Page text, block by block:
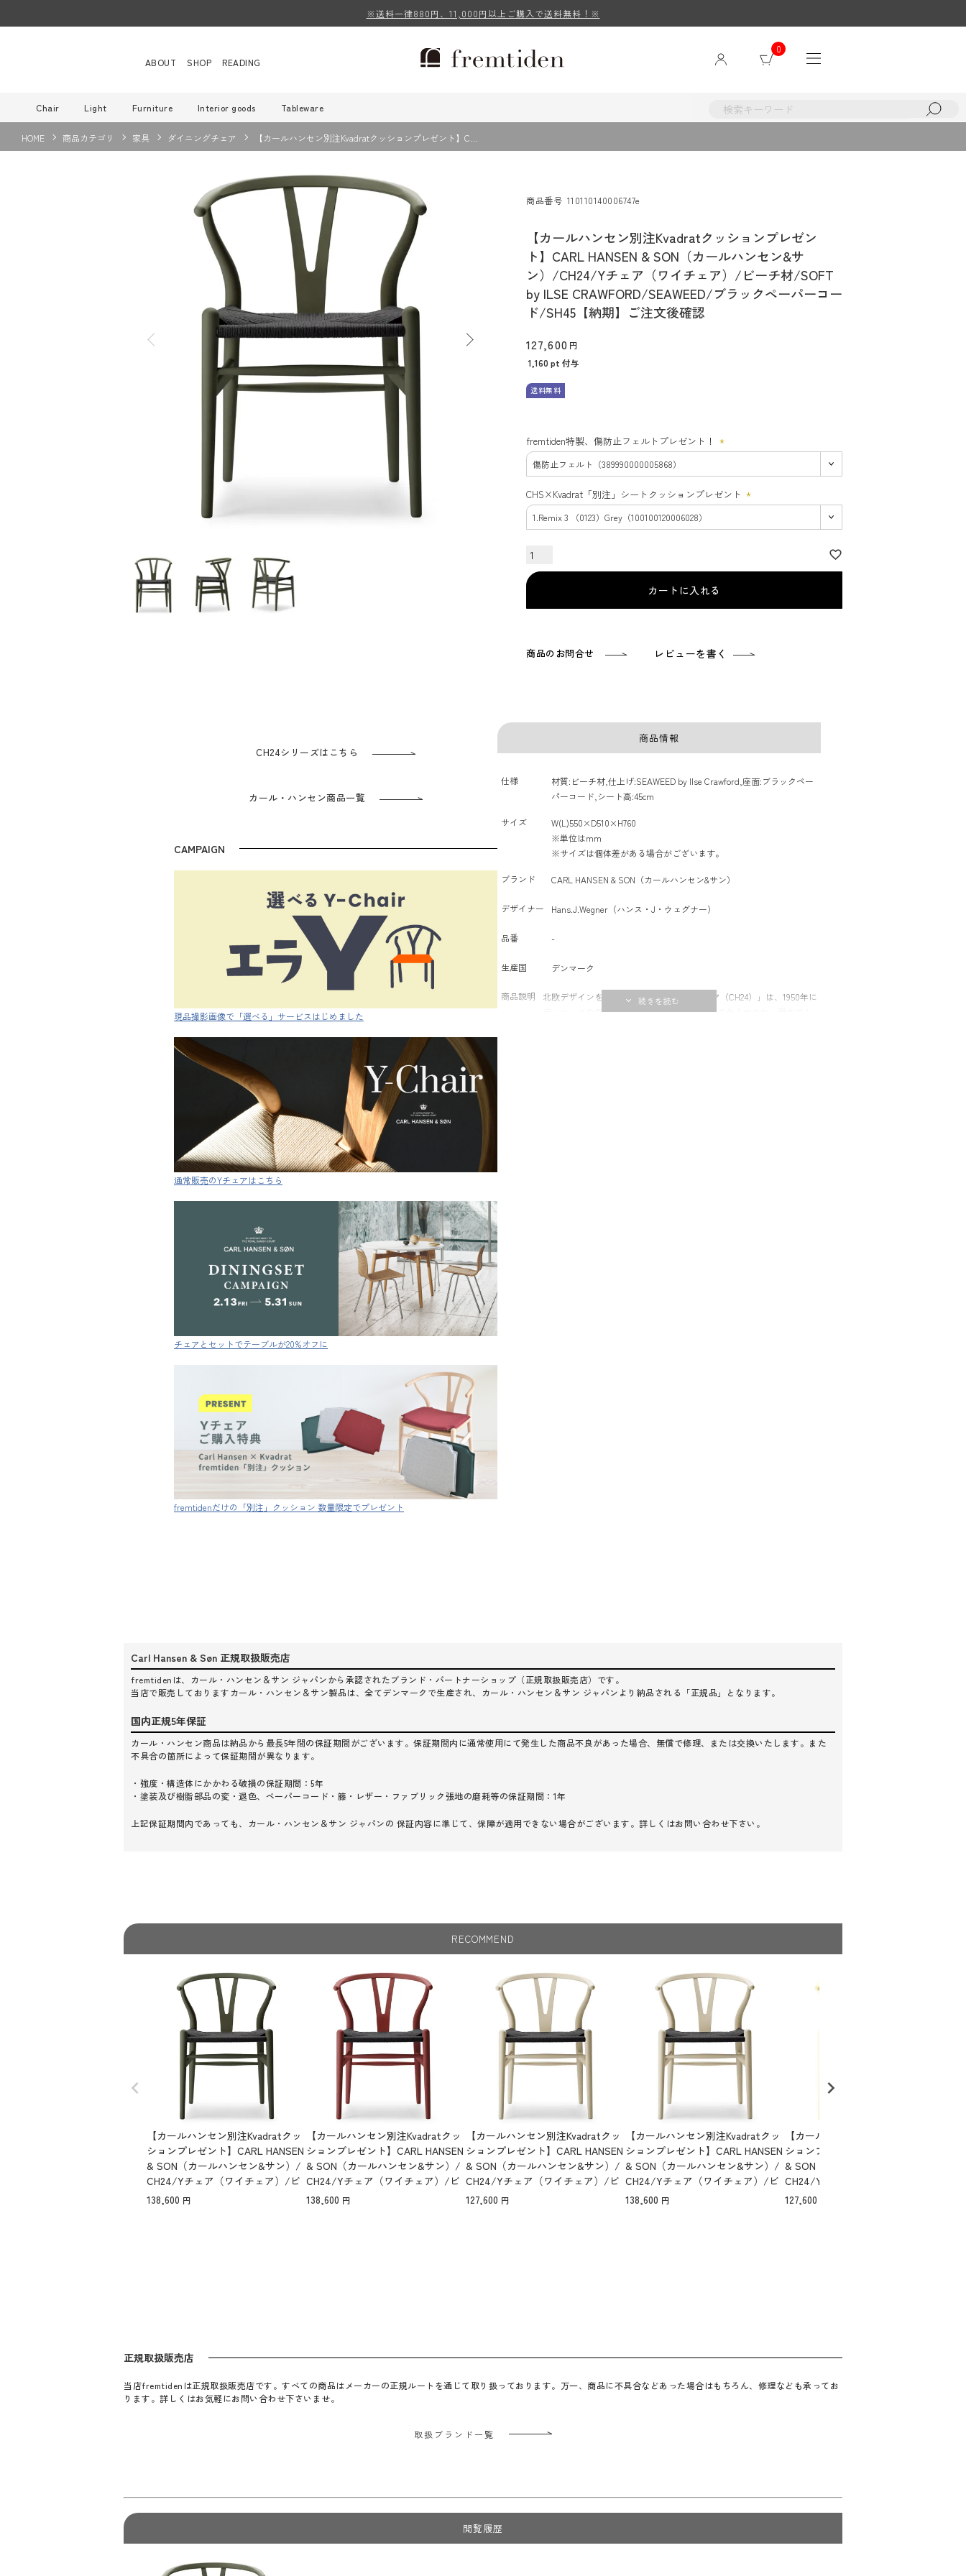
※送料一律880円、11,000円以上ご購入で送料無料！※
ABOUT SHOP READING
0
Chair Light Furniture Interior goods Tableware
HOME 商品カテゴリ 家具 ダイニングチェア 【カールハンセン別注Kvadratクッションプレゼント】C…
商品番号 110110140006747e
【カールハンセン別注Kvadratクッションプレゼン
ト】CARL HANSEN & SON（カールハンセン&サ
ン）/CH24/Yチェア（ワイチェア）/ビーチ材/SOFT
by ILSE CRAWFORD/SEAWEED/ブラックペーパーコー
ド/SH45【納期】ご注文後確認
127,600
1,160 pt 付与
送料無料
fremtiden特製、傷防止フェルトプレゼント！
(必
CHS×Kvadrat「別注」シートクッションプレゼント
(必
カートに入れる
商品のお問合せ レビューを書く
CH24シリーズはこちら
カール・ハンセン商品一覧
CAMPAIGN
現品撮影画像で「選べる」サービスはじめました
通常販売のYチェアはこちら
チェアとセットでテーブルが20%オフに
fremtidenだけの「別注」クッション 数量限定でプレゼント
商品情報
仕様
材質:ビーチ材,仕上げ:SEAWEED by Ilse Crawford,座面:ブラックペー
パーコード,シート高:45cm
サイズ
W(L)550×D510×H760
※単位はmm
※サイズは個体差がある場合がございます。
ブランド CARL HANSEN & SON（カールハンセン&サン）
デザイナー Hans.J.Wegner（ハンス・J・ウェグナー）
品番 -
生産国 デンマーク
商品説明
北欧デザインを象徴する名作チェア「Yチェア（CH24）」は、1950年に
デンマークの巨匠ハンス J. ウェグナーによって生み出され、現在でも
Carl Hansen & Søn 正規取扱販売店
fremtidenは、カール・ハンセン＆サン ジャパンから承認されたブランド・パートナーショップ（正規取扱販売店）です。
当店で販売しておりますカール・ハンセン＆サン製品は、全てデンマークで生産され、カール・ハンセン＆サン ジャパンより納品される「正規品」となります。
国内正規5年保証
カール・ハンセン商品は納品から最長5年間の保証期間がございます。保証期間内に通常使用にて発生した商品不良があった場合、無償で修理、または交換いたします。また
不具合の箇所によって保証期間が異なります。
・強度・構造体にかかわる破損の保証期間：5年
・塗装及び樹脂部品の変・退色、ペーパーコード・籐・レザー・ファブリック張地の磨耗等の保証期間：1年
上記保証期間内であっても、カール・ハンセン＆サン ジャパンの 保証内容に準じて、保障が適用できない場合がございます。詳しくはお問い合わせ下さい。
RECOMMEND
【カールハンセン別注Kvadratクッ
ションプレゼント】CARL HANSEN
& SON（カールハンセン&サン）/
CH24/Yチェア（ワイチェア）/ビ
ーチ材/SOFT by ILSE CRAWFOR
138,600
【カールハンセン別注Kvadratクッ
ションプレゼント】CARL HANSEN
& SON（カールハンセン&サン）/
CH24/Yチェア（ワイチェア）/ビ
ーチ材/SOFT by ILSE CRAWFOR
138,600
【カールハンセン別注Kvadratクッ
ションプレゼント】CARL HANSEN
& SON（カールハンセン&サン）/
CH24/Yチェア（ワイチェア）/ビ
ーチ材/SOFT by Ilse Crawford/BA
127,600
【カールハンセン別注Kvadratクッ
ションプレゼント】CARL HANSEN
& SON（カールハンセン&サン）/
CH24/Yチェア（ワイチェア）/ビ
ーチ材/SOFT by Ilse Crawford/BA
138,600
【カールハンセン別注Kvadratクッ
ションプレゼント】CARL HANSEN
& SON（カールハンセン&サン）/
CH24/Yチェア（ワイチェア）/ビ
ーチ材/SOFT by Ilse Crawford/HO
127,600
正規取扱販売店
当店fremtidenは正規取扱販売店です。すべての商品はメーカーの正規ルートを通じて取り扱っております。万一、商品に不具合などあった場合はもちろん、修理なども承ってお
ります。詳しくはお気軽にお問い合わせ下さいませ。
取扱ブランド一覧
閲覧履歴